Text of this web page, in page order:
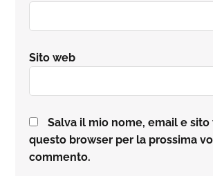
Sito web
Salva il mio nome, email e sito
questo browser per la prossima
commento.